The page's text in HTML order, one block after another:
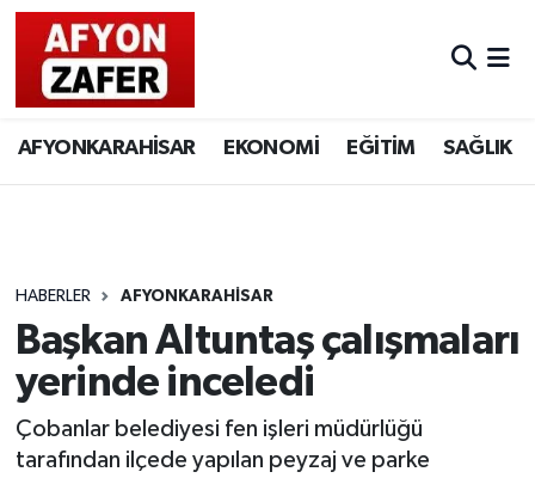
AFYONKARAHİSAR EKONOMİ EĞİTİM SAĞLIK
HABERLER AFYONKARAHİSAR
Başkan Altuntaş çalışmaları
yerinde inceledi
Çobanlar belediyesi fen işleri müdürlüğü
tarafından ilçede yapılan peyzaj ve parke